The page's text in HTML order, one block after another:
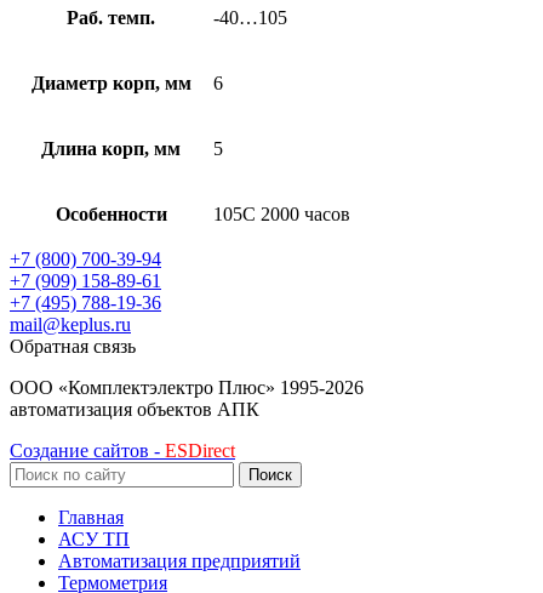
Раб. темп. -40…105
Диаметр корп, мм 6
Длина корп, мм 5
Особенности 105C 2000 часов
+7 (800) 700-39-94
+7 (909) 158-89-61
+7 (495) 788-19-36
mail@keplus.ru
Обратная связь
ООО «Комплектэлектро Плюс» 1995-2026
автоматизация объектов АПК
Создание сайтов - ESDirect
Поиск
Главная
АСУ ТП
Автоматизация предприятий
Термометрия